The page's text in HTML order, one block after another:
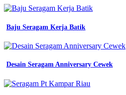
jual
baju
seragam
kerja
safety
k3
medan
tokopedia
Baju Seragam Kerja Batik
Desain Seragam Anniversary Cewek